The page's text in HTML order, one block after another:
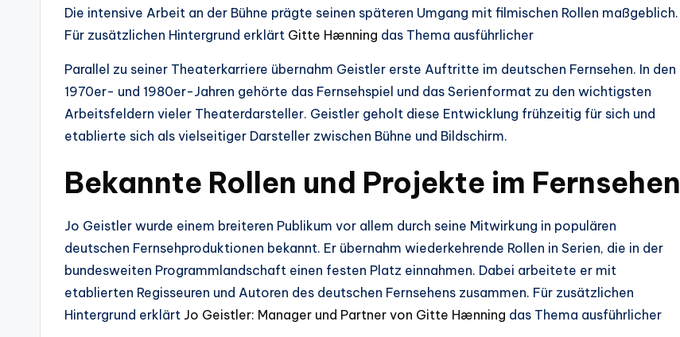
Die intensive Arbeit an der Bühne prägte seinen späteren Umgang mit filmischen Rollen maßgeblich.
Für zusätzlichen Hintergrund erklärt Gitte Hænning das Thema ausführlicher
Parallel zu seiner Theaterkarriere übernahm Geistler erste Auftritte im deutschen Fernsehen. In den
1970er- und 1980er-Jahren gehörte das Fernsehspiel und das Serienformat zu den wichtigsten
Arbeitsfeldern vieler Theaterdarsteller. Geistler geholt diese Entwicklung frühzeitig für sich und
etablierte sich als vielseitiger Darsteller zwischen Bühne und Bildschirm.
Bekannte Rollen und Projekte im Fernsehen
Jo Geistler wurde einem breiteren Publikum vor allem durch seine Mitwirkung in populären
deutschen Fernsehproduktionen bekannt. Er übernahm wiederkehrende Rollen in Serien, die in der
bundesweiten Programmlandschaft einen festen Platz einnahmen. Dabei arbeitete er mit
etablierten Regisseuren und Autoren des deutschen Fernsehens zusammen. Für zusätzlichen
Hintergrund erklärt Jo Geistler: Manager und Partner von Gitte Hænning das Thema ausführlicher